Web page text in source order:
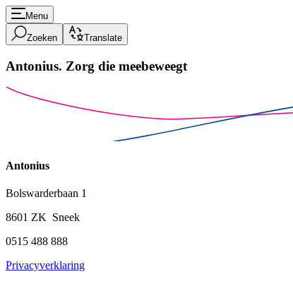
Menu
Zoeken Translate
Antonius. Zorg die meebeweegt
Antonius
Bolswarderbaan 1
8601 ZK Sneek
0515 488 888
Privacyverklaring